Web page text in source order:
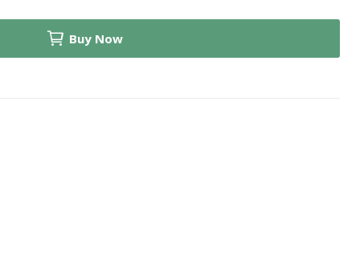
Buy Now